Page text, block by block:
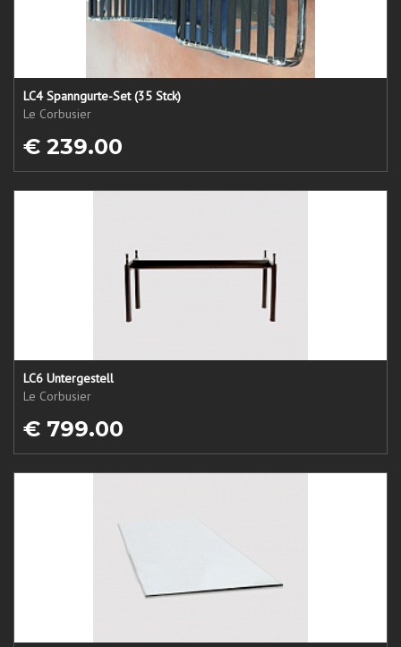
LC4 Spanngurte-Set (35 Stck)
Le Corbusier
€ 239.00
LC6 Untergestell
Le Corbusier
€ 799.00